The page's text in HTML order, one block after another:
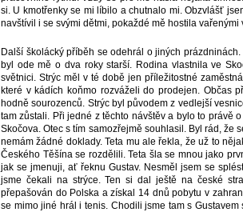
si. U kmotřenky se mi líbilo a chutnalo mi. Obzvlášť
navštívil i se svými dětmi, pokaždé mě hostila vařenými
Další školácký příběh se odehrál o jiných
byl ode mě o dva roky starší. Rodina vlastnila ve
světnici. Strýc měl v té době jen příležitostné
které v kádích koňmo rozváželi do prodejen. Občas
hodně sourozenců. Strýc byl původem z vedlejší
tam zůstali. Při jedné z těchto návštěv a bylo to právě
Skočova. Otec s tím samozřejmě souhlasil. Byl rád, že
nemám žádné doklady. Teta mu ale řekla, že už to
Českého Těšína se rozdělili. Teta šla se mnou jako
jak se jmenuji, ať řeknu Gustav. Nesměl jsem se
jsme čekali na strýce. Ten si dal ještě na české
přepašován do Polska a získal 14 dnů pobytu v
se mimo jiné hrál i tenis. Chodili jsme tam s